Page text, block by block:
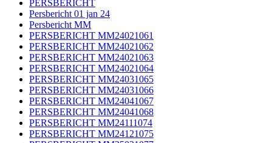
PERSBERICHT
Persbericht 01 jan 24
Persbericht MM
PERSBERICHT MM24021061
PERSBERICHT MM24021062
PERSBERICHT MM24021063
PERSBERICHT MM24021064
PERSBERICHT MM24031065
PERSBERICHT MM24031066
PERSBERICHT MM24041067
PERSBERICHT MM24041068
PERSBERICHT MM24111074
PERSBERICHT MM24121075